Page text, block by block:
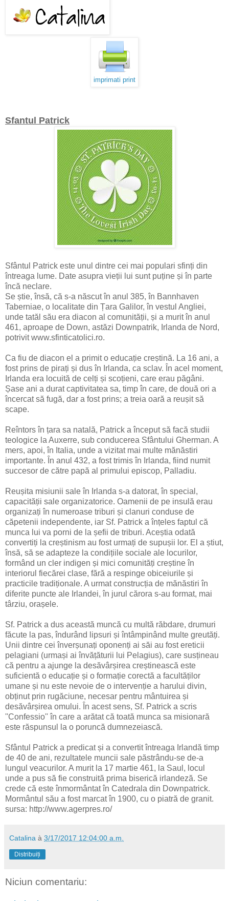
imprimati print
Sfantul Patrick
Sfântul Patrick este unul dintre cei mai populari sfinți din
întreaga lume. Date asupra vieții lui sunt puține și în parte
încă neclare.
Se știe, însă, că s-a născut în anul 385, în Bannhaven
Taberniae, o localitate din Țara Galilor, în vestul Angliei,
unde tatăl său era diacon al comunității, și a murit în anul
461, aproape de Down, astăzi Downpatrik, Irlanda de Nord,
potrivit www.sfinticatolici.ro.
Ca fiu de diacon el a primit o educație creștină. La 16 ani, a
fost prins de pirați și dus în Irlanda, ca sclav. În acel moment,
Irlanda era locuită de celți și scoțieni, care erau păgâni.
Șase ani a durat captivitatea sa, timp în care, de două ori a
încercat să fugă, dar a fost prins; a treia oară a reușit să
scape.
Reîntors în țara sa natală, Patrick a început să facă studii
teologice la Auxerre, sub conducerea Sfântului Gherman. A
mers, apoi, în Italia, unde a vizitat mai multe mănăstiri
importante. În anul 432, a fost trimis în Irlanda, fiind numit
succesor de către papă al primului episcop, Palladiu.
Reușita misiunii sale în Irlanda s-a datorat, în special,
capacității sale organizatorice. Oamenii de pe insulă erau
organizați în numeroase triburi și clanuri conduse de
căpetenii independente, iar Sf. Patrick a înțeles faptul că
munca lui va porni de la șefii de triburi. Aceștia odată
convertiți la creștinism au fost urmați de supușii lor. El a știut,
însă, să se adapteze la condițiile sociale ale locurilor,
formând un cler indigen și mici comunități creștine în
interiorul fiecărei clase, fără a respinge obiceiurile și
practicile tradiționale. A urmat construcția de mănăstiri în
diferite puncte ale Irlandei, în jurul cărora s-au format, mai
târziu, orașele.
Sf. Patrick a dus această muncă cu multă răbdare, drumuri
făcute la pas, îndurând lipsuri și întâmpinând multe greutăți.
Unii dintre cei înverșunați oponenți ai săi au fost ereticii
pelagiani (urmași ai învățăturii lui Pelagius), care susțineau
că pentru a ajunge la desăvârșirea creștinească este
suficientă o educație și o formație corectă a facultăților
umane și nu este nevoie de o intervenție a harului divin,
obținut prin rugăciune, necesar pentru mântuirea și
desăvârșirea omului. În acest sens, Sf. Patrick a scris
''Confessio'' în care a arătat că toată munca sa misionară
este răspunsul la o poruncă dumnezeiască.
Sfântul Patrick a predicat și a convertit întreaga Irlandă timp
de 40 de ani, rezultatele muncii sale păstrându-se de-a
lungul veacurilor. A murit la 17 martie 461, la Saul, locul
unde a pus să fie construită prima biserică irlandeză. Se
crede că este înmormântat în Catedrala din Downpatrick.
Mormântul său a fost marcat în 1900, cu o piatră de granit.
sursa: http://www.agerpres.ro/
Catalina à 3/17/2017 12:04:00 a.m.
Distribuiți
Niciun comentariu: